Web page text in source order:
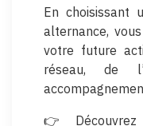
En choisissant
alternance,
votre future
réseau, de
👉 Découvrez